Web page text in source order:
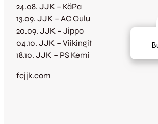
24.08. JJK – KäPa
13.09. JJK – AC Oulu
20.09. JJK – Jippo
04.10. JJK – Viikingit
18.10. JJK – PS Kemi
fcjjk.com